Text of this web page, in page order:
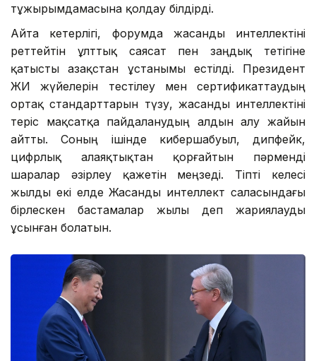
тұжырымдамасына қолдау білдірді.
Айта кетерлігі, форумда жасанды интеллектіні
реттейтін ұлттық саясат пен заңдық тетігіне
қатысты Қазақстан ұстанымы естілді. Президент
ЖИ жүйелерін тестілеу мен сертификаттаудың
ортақ стандарттарын түзу, жасанды интеллектіні
теріс мақсатқа пайдаланудың алдын алу жайын
айтты. Соның ішінде кибершабуыл, дипфейк,
цифрлық алаяқтықтан қорғайтын пәрменді
шаралар әзірлеу қажетін меңзеді. Тіпті келесі
жылды екі елде Жасанды интеллект саласындағы
бірлескен бастамалар жылы деп жариялауды
ұсынған болатын.